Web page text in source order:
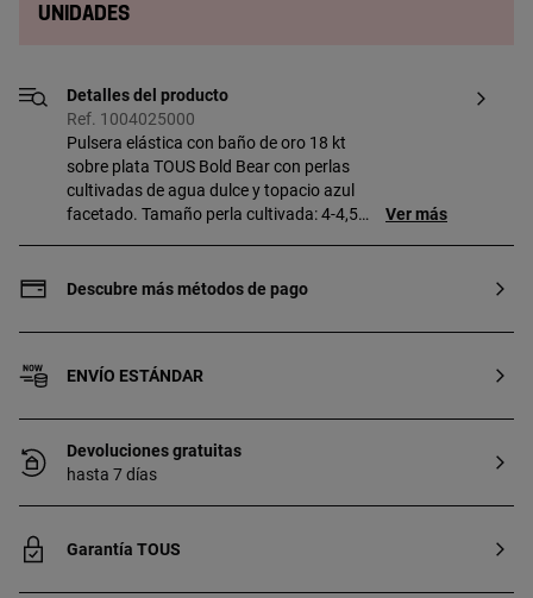
unidades
Detalles del producto
Ref. 1004025000
Pulsera elástica con baño de oro 18 kt
sobre plata TOUS Bold Bear con perlas
cultivadas de agua dulce y topacio azul
facetado. Tamaño perla cultivada: 4-4,5
Pieza fabricada con plata de primera ley
de espesor. Esta calidad garantiza una
Ver más
Descubre más métodos de pago
ENVÍO ESTÁNDAR
Devoluciones gratuitas
hasta 7 días
Garantía TOUS